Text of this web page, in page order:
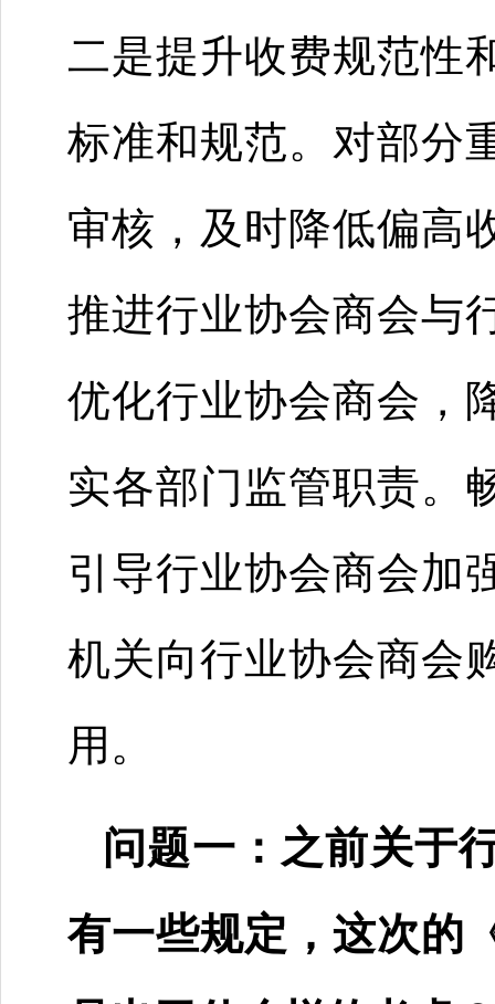
二是提升收费规范性
标准和规范。对部分
审核，及时降低偏高
推进行业协会商会与
优化行业协会商会，
实各部门监管职责。
引导行业协会商会加
机关向行业协会商会
用。
问题一：之前关于
有一些规定，这次的